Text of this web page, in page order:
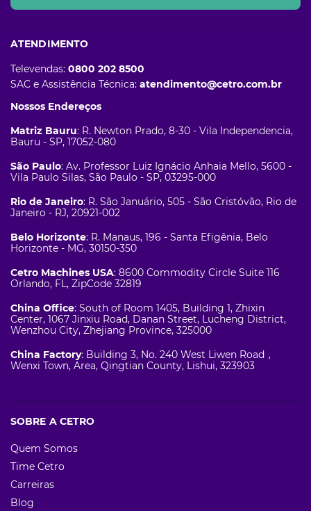
ATENDIMENTO
Televendas: 0800 202 8500
SAC e Assistência Técnica: atendimento@cetro.com.br
Nossos Endereços
Matriz Bauru: R. Newton Prado, 8-30 - Vila Independencia,
Bauru - SP, 17052-080
São Paulo: Av. Professor Luiz Ignácio Anhaia Mello, 5600 -
Vila Paulo Silas, São Paulo - SP, 03295-000
Rio de Janeiro: R. São Januário, 505 - São Cristóvão, Rio de
Janeiro - RJ, 20921-002
Belo Horizonte: R. Manaus, 196 - Santa Efigênia, Belo
Horizonte - MG, 30150-350
Cetro Machines USA: 8600 Commodity Circle Suite 116
Orlando, FL, ZipCode 32819
China Office: South of Room 1405, Building 1, Zhixin
Center, 1067 Jinxiu Road, Danan Street, Lucheng District,
Wenzhou City, Zhejiang Province, 325000
China Factory: Building 3, No. 240 West Liwen Road，
Wenxi Town, Area, Qingtian County, Lishui, 323903
SOBRE A CETRO
Quem Somos
Time Cetro
Carreiras
Blog